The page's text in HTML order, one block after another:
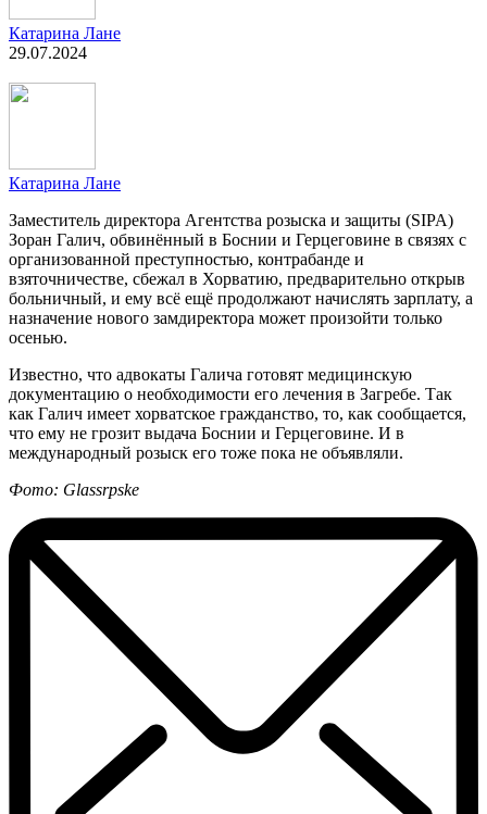
Катарина Лане
29.07.2024
Катарина Лане
Заместитель директора Агентства розыска и защиты (SIPA)
Зоран Галич, обвинённый в Боснии и Герцеговине в связях с
организованной преступностью, контрабанде и
взяточничестве, сбежал в Хорватию, предварительно открыв
больничный, и ему всё ещё продолжают начислять зарплату, а
назначение нового замдиректора может произойти только
осенью.
Известно, что адвокаты Галича готовят медицинскую
документацию о необходимости его лечения в Загребе. Так
как Галич имеет хорватское гражданство, то, как сообщается,
что ему не грозит выдача Боснии и Герцеговине. И в
международный розыск его тоже пока не объявляли.
Фото: Glassrpske